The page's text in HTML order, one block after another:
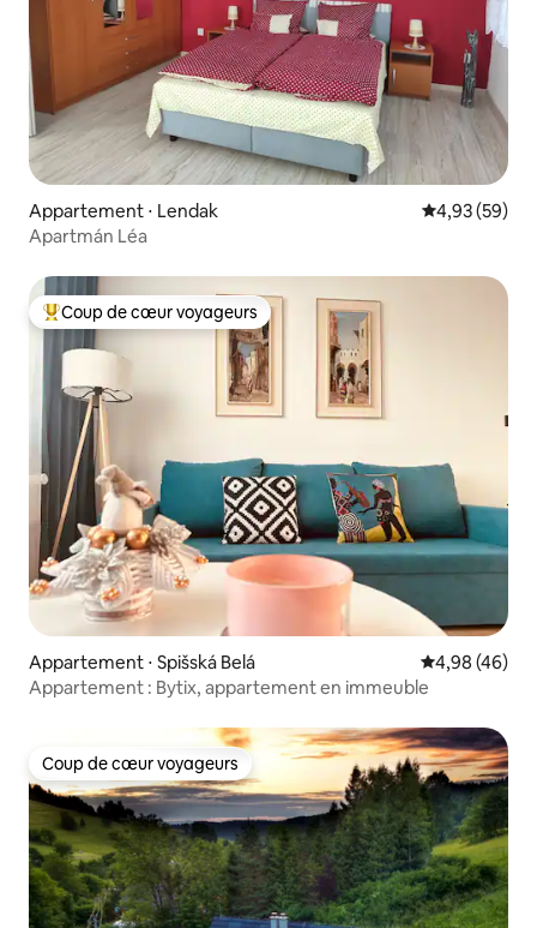
Appartement ⋅ Lendak Évaluation
4,93 (59)
Apartmán Léa
Coups de cœur voyageurs les plus appréciés
Coup de cœur voyageurs
Appartement ⋅ Spišská Belá Évaluation
4,98 (46)
Appartement : Bytix, appartement en immeuble
Coup de cœur voyageurs
Coup de cœur voyageurs